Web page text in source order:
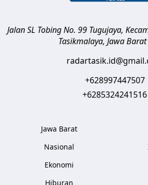
Jalan SL Tobing No. 99 Tugujaya,
Tasikmalaya, Jawa Barat
+628997447507
+6285324241516
Jawa Barat
Nasional
Ekonomi
Hiburan